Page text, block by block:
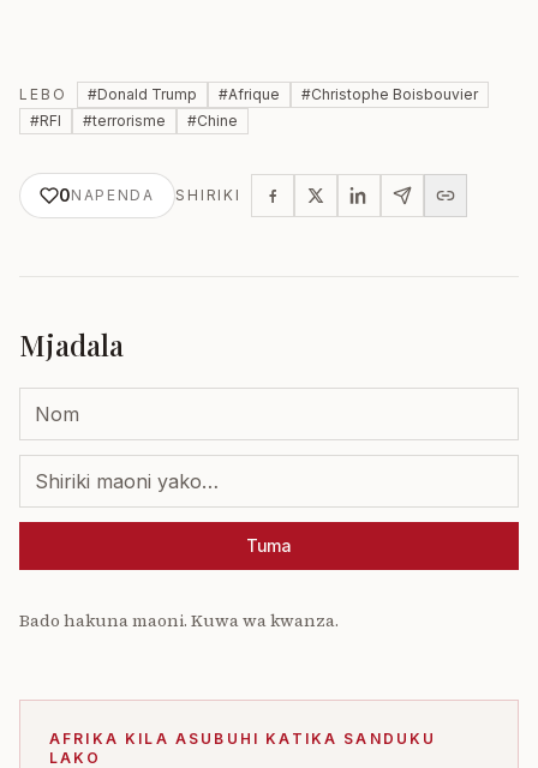
LEBO #Donald Trump #Afrique #Christophe Boisbouvier
#RFI #terrorisme #Chine
0NAPENDA SHIRIKI
Mjadala
Tuma
Bado hakuna maoni. Kuwa wa kwanza.
AFRIKA KILA ASUBUHI KATIKA SANDUKU
LAKO